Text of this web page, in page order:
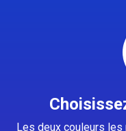
Les deux couleurs